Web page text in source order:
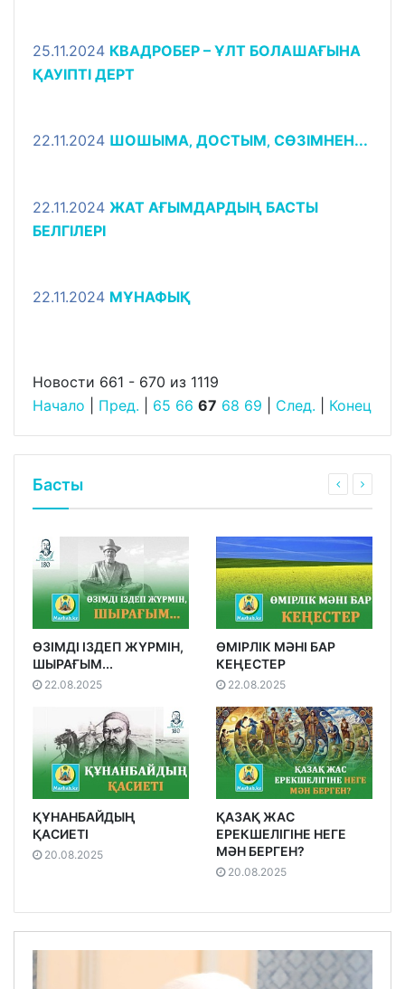
25.11.2024 КВАДРОБЕР – ҰЛТ БОЛАШАҒЫНА
ҚАУІПТІ ДЕРТ
22.11.2024 ШОШЫМА‚ ДОСТЫМ‚ СӨЗІМНЕН...
22.11.2024 ЖАТ АҒЫМДАРДЫҢ БАСТЫ
БЕЛГІЛЕРІ
22.11.2024 MҰНАФЫҚ
Новости 661 - 670 из 1119
Начало
Пред. 65 66 67 68 69 След. Конец
Басты
ӨЗІМДІ ІЗДЕП ЖҮРМІН,
ШЫРАҒЫМ...
22.08.2025
ӨМІРЛІК МӘНІ БАР
КЕҢЕСТЕР
22.08.2025
ҚҰНАНБАЙДЫҢ
ҚАСИЕТІ
20.08.2025
ҚАЗАҚ ЖАС
ЕРЕКШЕЛІГІНЕ НЕГЕ
МӘН БЕРГЕН?
20.08.2025